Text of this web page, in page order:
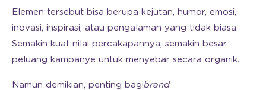
Elemen tersebut bisa berupa kejutan, humor, emosi,
inovasi, inspirasi, atau pengalaman yang tidak biasa.
Semakin kuat nilai percakapannya, semakin besar
peluang kampanye untuk menyebar secara organik.
Namun demikian, penting bagibrand